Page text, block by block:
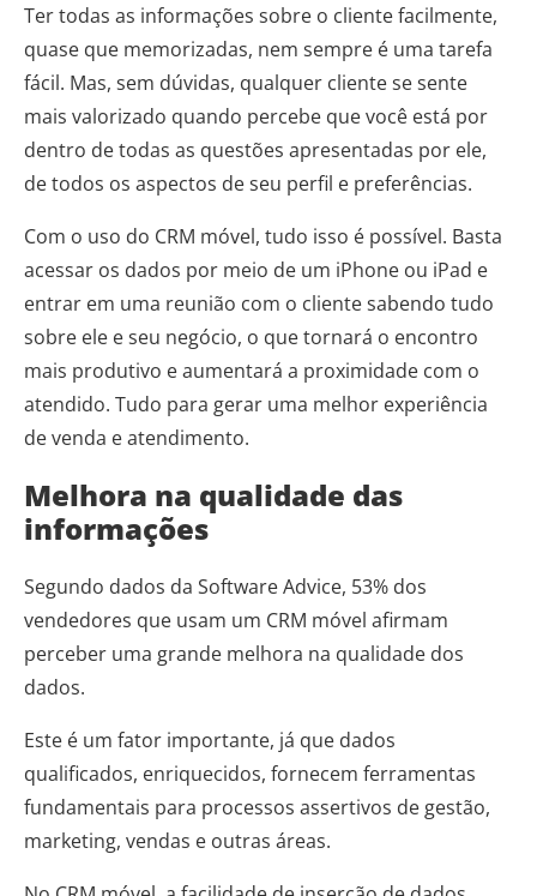
Ter todas as informações sobre o cliente facilmente,
quase que memorizadas, nem sempre é uma tarefa
fácil. Mas, sem dúvidas, qualquer cliente se sente
mais valorizado quando percebe que você está por
dentro de todas as questões apresentadas por ele,
de todos os aspectos de seu perfil e preferências.
Com o uso do CRM móvel, tudo isso é possível. Basta
acessar os dados por meio de um iPhone ou iPad e
entrar em uma reunião com o cliente sabendo tudo
sobre ele e seu negócio, o que tornará o encontro
mais produtivo e aumentará a proximidade com o
atendido. Tudo para gerar uma melhor experiência
de venda e atendimento.
Melhora na qualidade das
informações
Segundo dados da Software Advice, 53% dos
vendedores que usam um CRM móvel afirmam
perceber uma grande melhora na qualidade dos
dados.
Este é um fator importante, já que dados
qualificados, enriquecidos, fornecem ferramentas
fundamentais para processos assertivos de gestão,
marketing, vendas e outras áreas.